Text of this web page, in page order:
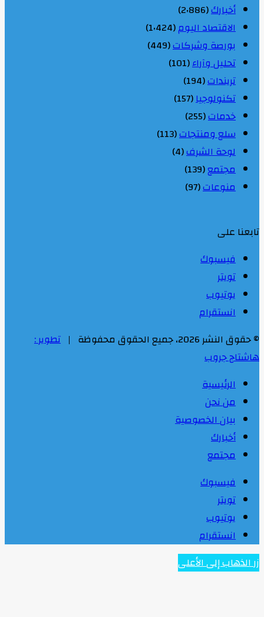
أخبارك(2٬886)
الاقتصاد اليوم(1٬424)
بورصة وشركات(449)
تحليل وآراء(101)
تريندات(194)
تكنولوجيا(157)
خدمات(255)
سلع ومنتجات(113)
لوحة الشرف(4)
مجتمع(139)
منوعات(97)
تابعنا على
فيسبوك
تويتر
يوتيوب
انستقرام
© حقوق النشر 2026، جميع الحقوق محفوظة |
تطوير :
هاشتاج جروب
الرئيسية
من نحن
بيان الخصوصية
أخبارك
مجتمع
فيسبوك
تويتر
يوتيوب
انستقرام
زر الذهاب إلى الأعلى